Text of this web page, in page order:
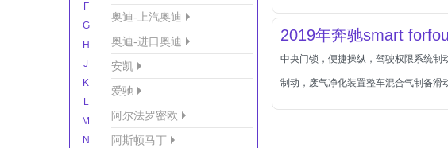
F
G
H
J
K
L
M
N
奥迪-上汽奥迪
奥迪-进口奥迪
安凯
爱驰
阿尔法罗密欧
阿斯顿马丁
2019年奔驰smart
中央门锁，便捷操纵，驾驶权限系统制
制动，废气净化装置整车混合气制备滑